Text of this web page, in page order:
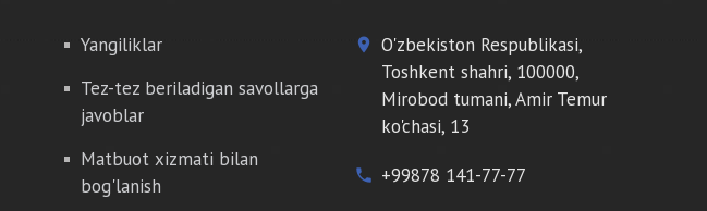
Yangiliklar
Tez-tez beriladigan savollarga
javoblar
Matbuot xizmati bilan
bog'lanish
place O'zbekiston Respublikasi,
Toshkent shahri, 100000,
Mirobod tumani, Amir Temur
ko'chasi, 13
phone +99878 141-77-77